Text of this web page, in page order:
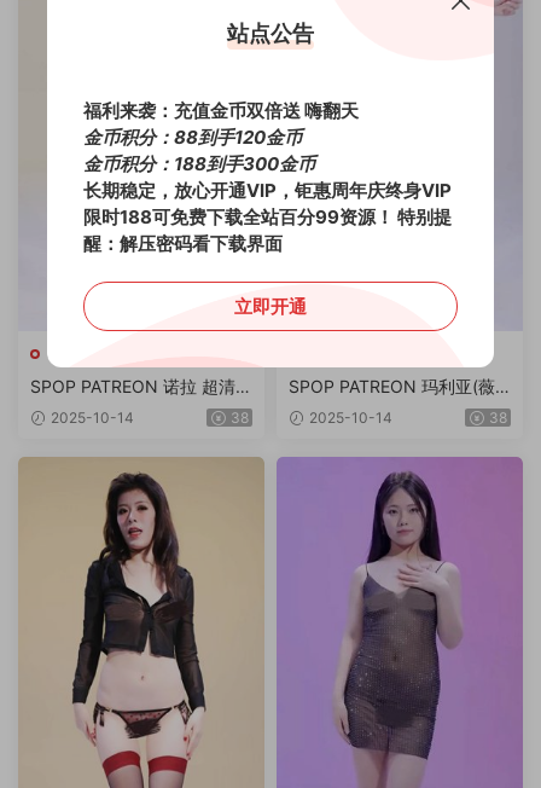
SPOP
SPOP PATREON 诺拉 超清4
K画质专版 16V/3.51G
2025-10-14 38
SPOP PATREON 玛利亚(薇
薇) 绝版舞团双角度4K画质专
2025-10-14 38
站点公告
福利来袭：充值金币双倍送 嗨翻天
金币积分：88到手120金币
金币积分：188到手300金币
长期稳定，放心开通VIP，钜惠周年庆终身VIP
限时188可免费下载全站百分99资源！ 特别提
醒：解压密码看下载界面
立即开通